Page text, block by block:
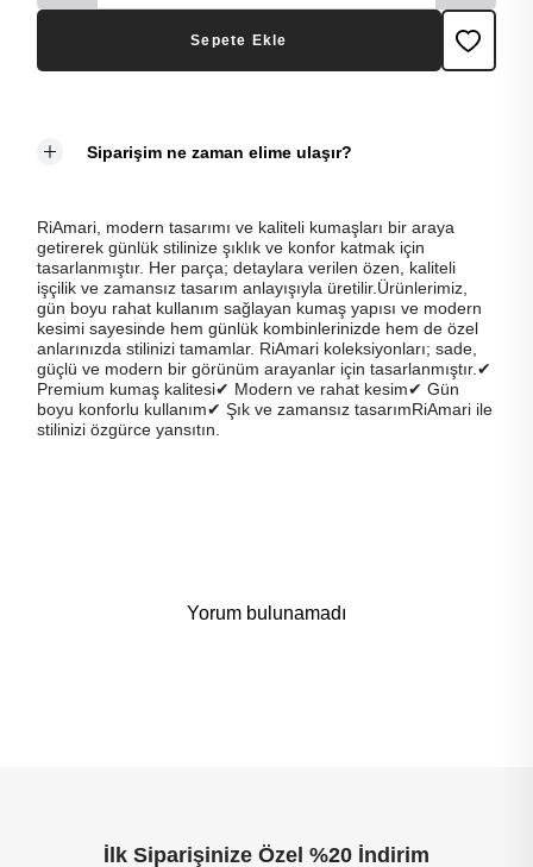
Sepete Ekle
Siparişim ne zaman elime ulaşır?
RiAmari, modern tasarımı ve kaliteli kumaşları bir araya
getirerek günlük stilinize şıklık ve konfor katmak için
tasarlanmıştır. Her parça; detaylara verilen özen, kaliteli
işçilik ve zamansız tasarım anlayışıyla üretilir.Ürünlerimiz,
gün boyu rahat kullanım sağlayan kumaş yapısı ve modern
kesimi sayesinde hem günlük kombinlerinizde hem de özel
anlarınızda stilinizi tamamlar. RiAmari koleksiyonları; sade,
güçlü ve modern bir görünüm arayanlar için tasarlanmıştır.✔
Premium kumaş kalitesi✔ Modern ve rahat kesim✔ Gün
boyu konforlu kullanım✔ Şık ve zamansız tasarımRiAmari ile
stilinizi özgürce yansıtın.
Yorum bulunamadı
İlk Siparişinize Özel %20 İndirim